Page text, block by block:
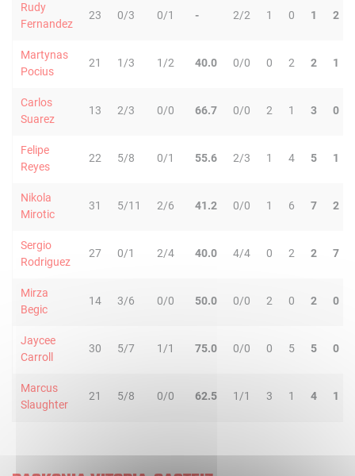
Rudy
Fernandez
23 0/3 0/1 - 2/2 1 0 1 2
Martynas
Pocius
21 1/3 1/2 40.0 0/0 0 2 2 1
Carlos
Suarez
13 2/3 0/0 66.7 0/0 2 1 3 0
Felipe
Reyes
22 5/8 0/1 55.6 2/3 1 4 5 1
Nikola
Mirotic
31 5/11 2/6 41.2 0/0 1 6 7 2
Sergio
Rodriguez
27 0/1 2/4 40.0 4/4 0 2 2 7
Mirza
Begic
14 3/6 0/0 50.0 0/0 2 0 2 0
Jaycee
Carroll
30 5/7 1/1 75.0 0/0 0 5 5 0
Marcus
Slaughter
21 5/8 0/0 62.5 1/1 3 1 4 1